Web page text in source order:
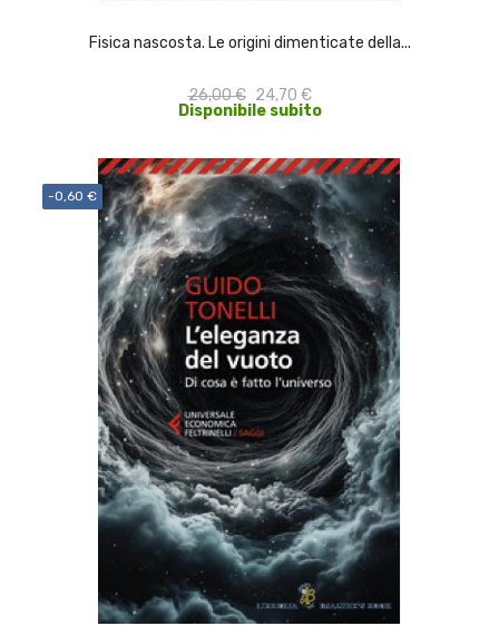
Fisica nascosta. Le origini dimenticate della...
26,00 € 24,70 €
Disponibile subito
-0,60 €
ACQUISTA